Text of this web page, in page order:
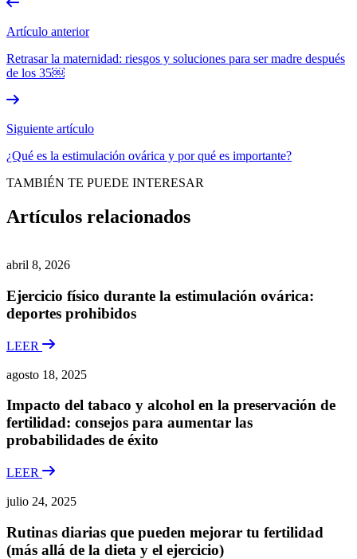
Artículo anterior
Retrasar la maternidad: riesgos y soluciones para ser madre después
de los 35￼
Siguiente artículo
¿Qué es la estimulación ovárica y por qué es importante?
TAMBIÉN TE PUEDE INTERESAR
Artículos relacionados
abril 8, 2026
Ejercicio físico durante la estimulación ovárica:
deportes prohibidos
LEER
agosto 18, 2025
Impacto del tabaco y alcohol en la preservación de
fertilidad: consejos para aumentar las
probabilidades de éxito
LEER
julio 24, 2025
Rutinas diarias que pueden mejorar tu fertilidad
(más allá de la dieta y el ejercicio)